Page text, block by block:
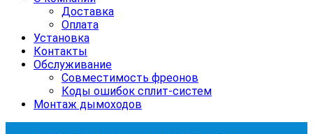
Доставка
Оплата
Установка
Контакты
Обслуживание
Совместимость фреонов
Коды ошибок сплит-систем
Монтаж дымоходов